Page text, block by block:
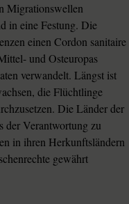
Migrationswellen
in eine Festung. Die
einen Cordon sanitaire
und Osteuropas
verwandelt. Längst ist
die Flüchtlinge
Die Länder der
der Verantwortung zu
in ihren Herkunftsländern
gewährt